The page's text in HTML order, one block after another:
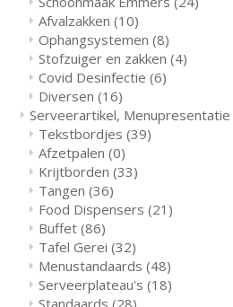
Afvalzakken (10)
Ophangsystemen (8)
Stofzuiger en zakken (4)
Covid Desinfectie (6)
Diversen (16)
Serveerartikel, Menupresentatie
Tekstbordjes (39)
Afzetpalen (0)
Krijtborden (33)
Tangen (36)
Food Dispensers (21)
Buffet (86)
Tafel Gerei (32)
Menustandaards (48)
Serveerplateau's (18)
Standaards (28)